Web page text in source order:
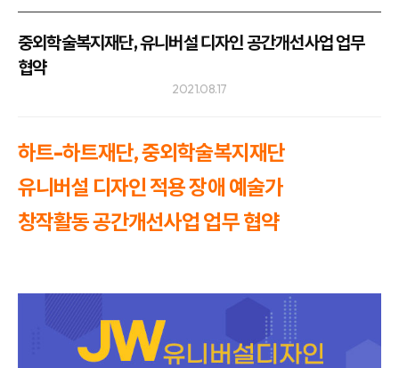
중외학술복지재단, 유니버설 디자인 공간개선사업 업무
협약
2021.08.17
하트-하트재단, 중외학술복지재단
유니버설 디자인 적용 장애 예술가
창작활동공간개선사업 업무 협약